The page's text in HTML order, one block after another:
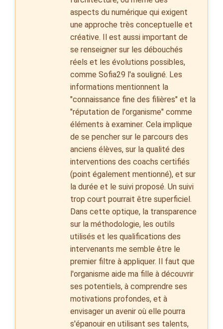
aspects du numérique qui exigent
une approche très conceptuelle et
créative. Il est aussi important de
se renseigner sur les débouchés
réels et les évolutions possibles,
comme Sofia29 l'a souligné. Les
informations mentionnent la
"connaissance fine des filières" et la
"réputation de l'organisme" comme
éléments à examiner. Cela implique
de se pencher sur le parcours des
anciens élèves, sur la qualité des
interventions des coachs certifiés
(point également mentionné), et sur
la durée et le suivi proposé. Un suivi
trop court pourrait être superficiel.
Dans cette optique, la transparence
sur la méthodologie, les outils
utilisés et les qualifications des
intervenants me semble être le
premier filtre à appliquer. Il faut que
l'organisme aide ma fille à découvrir
ses potentiels, à comprendre ses
motivations profondes, et à
envisager un avenir où elle pourra
s'épanouir en utilisant ses talents,